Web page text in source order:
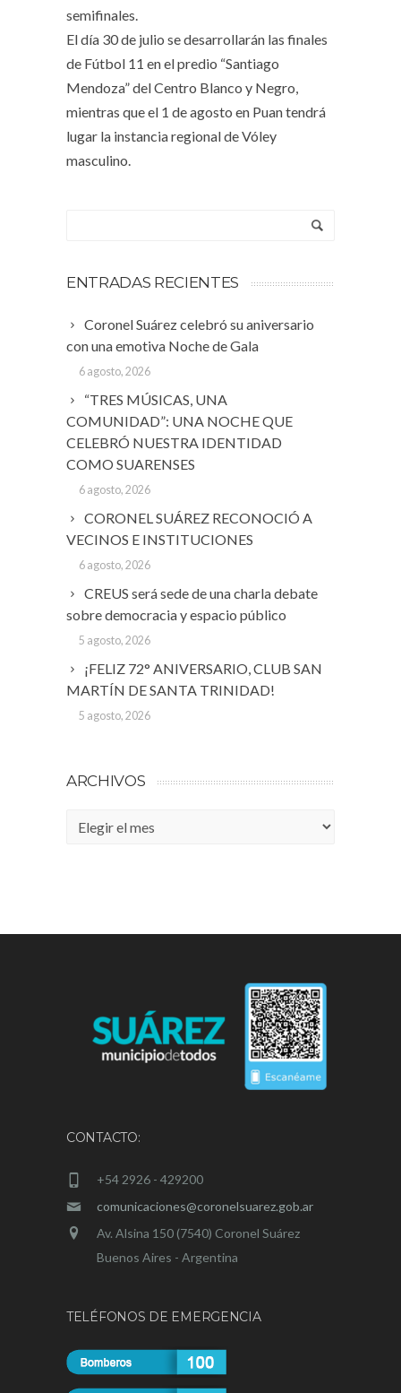
semifinales.
El día 30 de julio se desarrollarán las finales
de Fútbol 11 en el predio “Santiago
Mendoza” del Centro Blanco y Negro,
mientras que el 1 de agosto en Puan tendrá
lugar la instancia regional de Vóley
masculino.
ENTRADAS RECIENTES
Coronel Suárez celebró su aniversario
con una emotiva Noche de Gala
6 agosto, 2026
“TRES MÚSICAS, UNA
COMUNIDAD”: UNA NOCHE QUE
CELEBRÓ NUESTRA IDENTIDAD
COMO SUARENSES
6 agosto, 2026
CORONEL SUÁREZ RECONOCIÓ A
VECINOS E INSTITUCIONES
6 agosto, 2026
CREUS será sede de una charla debate
sobre democracia y espacio público
5 agosto, 2026
¡FELIZ 72° ANIVERSARIO, CLUB SAN
MARTÍN DE SANTA TRINIDAD!
5 agosto, 2026
ARCHIVOS
Archivos
CONTACTO:
+54 2926 - 429200
comunicaciones@coronelsuarez.gob.ar
Av. Alsina 150 (7540) Coronel Suárez
Buenos Aires - Argentina
TELÉFONOS DE EMERGENCIA